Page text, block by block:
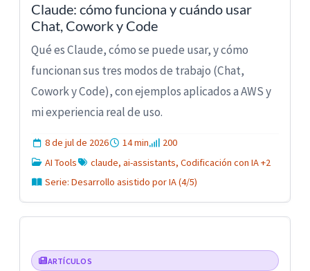
Claude: cómo funciona y cuándo usar
Chat, Cowork y Code
Qué es Claude, cómo se puede usar, y cómo
funcionan sus tres modos de trabajo (Chat,
Cowork y Code), con ejemplos aplicados a AWS y
mi experiencia real de uso.
8 de jul de 2026 14 min
200
AI Tools
claude, ai-assistants, Codificación con IA +2
Serie: Desarrollo asistido por IA (4/5)
ARTÍCULOS